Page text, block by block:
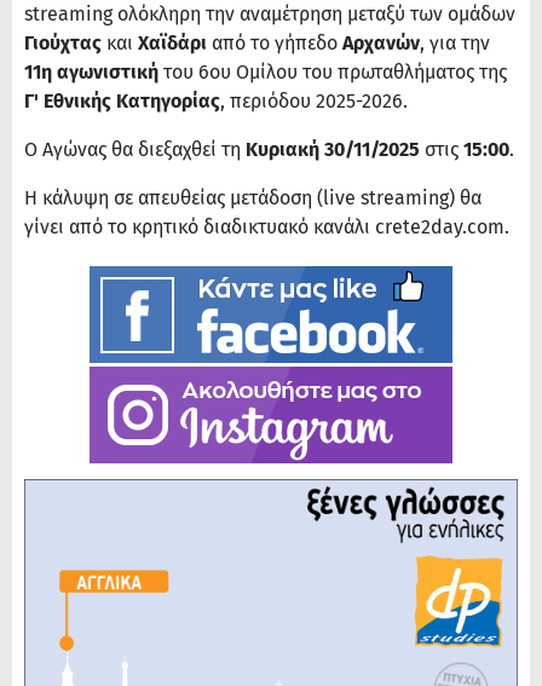
streaming ολόκληρη την αναμέτρηση μεταξύ των ομάδων
Γιούχτας και Χαϊδάρι από το γήπεδο Αρχανών, για την
11η αγωνιστική του 6ου Ομίλου του πρωταθλήματος της
Γ' Εθνικής Κατηγορίας, περιόδου 2025-2026.
Ο Αγώνας θα διεξαχθεί τη Κυριακή 30/11/2025 στις 15:00.
Η κάλυψη σε απευθείας μετάδοση (live streaming) θα
γίνει από το κρητικό διαδικτυακό κανάλι crete2day.com.